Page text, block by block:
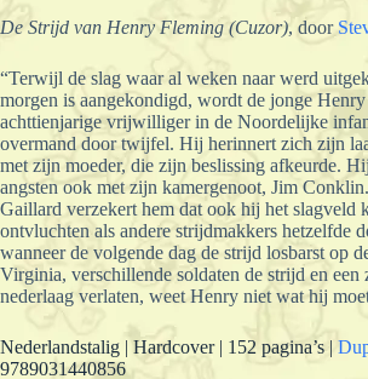
De Strijd van Henry Fleming (Cuzor), door
“Terwijl de slag waar al weken naar werd
morgen is aangekondigd, wordt de jonge
achttienjarige vrijwilliger in de Noordelijke
overmand door twijfel. Hij herinnert zich zijn
met zijn moeder, die zijn beslissing afkeurde.
angsten ook met zijn kamergenoot, Jim
Gaillard verzekert hem dat ook hij het slagveld
ontvluchten als andere strijdmakkers hetzelfde
wanneer de volgende dag de strijd losbarst op
Virginia, verschillende soldaten de strijd en een
nederlaag verlaten, weet Henry niet wat hij
Nederlandstalig | Hardcover | 152 pagina’s |
9789031440856